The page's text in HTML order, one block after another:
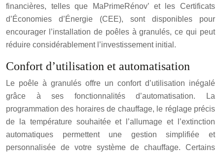
financières, telles que MaPrimeRénov’ et les Certificats
d’Économies d’Énergie (CEE), sont disponibles pour
encourager l’installation de poêles à granulés, ce qui peut
réduire considérablement l’investissement initial.
Confort d’utilisation et automatisation
Le poêle à granulés offre un confort d’utilisation inégalé
grâce à ses fonctionnalités d’automatisation. La
programmation des horaires de chauffage, le réglage précis
de la température souhaitée et l’allumage et l’extinction
automatiques permettent une gestion simplifiée et
personnalisée de votre système de chauffage. Certains